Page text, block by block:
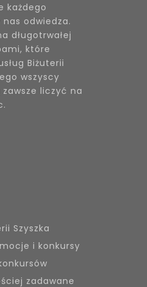
każdego
odwiedza.
długotrwałej
które
Biżuterii
wszyscy
liczyć na
Szyszka
i konkursy
zadawane